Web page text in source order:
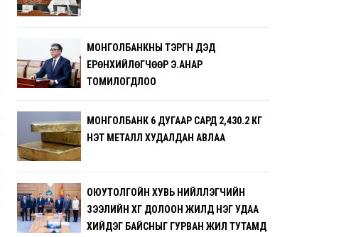
МОНГОЛБАНКНЫ ТЭРГҮҮН ДЭД
ЕРӨНХИЙЛӨГЧӨӨР Э.АНАР
ТОМИЛОГДЛОО
МОНГОЛБАНК 6 ДУГААР САРД 2,430.2 КГ
ҮНЭТ МЕТАЛЛ ХУДАЛДАН АВЛАА
ОЮУТОЛГОЙН ХУВЬ НИЙЛҮҮЛЭГЧИЙН
ЗЭЭЛИЙН ХҮҮГ ДОЛООН ЖИЛД НЭГ УДАА
ХИЙДЭГ БАЙСНЫГ ГУРВАН ЖИЛ ТУТАМД